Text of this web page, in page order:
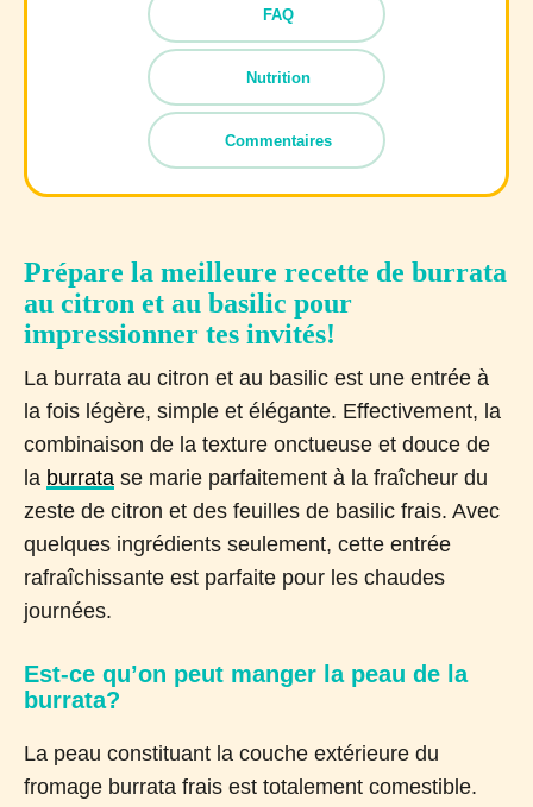
FAQ
Nutrition
Commentaires
Prépare la meilleure recette de burrata
au citron et au basilic pour
impressionner tes invités!
La burrata au citron et au basilic est une entrée à
la fois légère, simple et élégante. Effectivement, la
combinaison de la texture onctueuse et douce de
la burrata se marie parfaitement à la fraîcheur du
zeste de citron et des feuilles de basilic frais. Avec
quelques ingrédients seulement, cette entrée
rafraîchissante est parfaite pour les chaudes
journées.
Est-ce qu’on peut manger la peau de la
burrata?
La peau constituant la couche extérieure du
fromage burrata frais est totalement comestible.